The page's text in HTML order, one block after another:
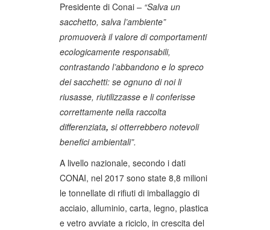
Presidente di Conai – “Salva un
sacchetto, salva l’ambiente”
promuoverà il valore di comportamenti
ecologicamente responsabili,
contrastando l’abbandono e lo spreco
dei sacchetti: se ognuno di noi li
riusasse, riutilizzasse e li conferisse
correttamente nella raccolta
differenziata, si otterrebbero notevoli
benefici ambientali”.
A livello nazionale, secondo i dati
CONAI, nel 2017 sono state 8,8 milioni
le tonnellate di rifiuti di imballaggio di
acciaio, alluminio, carta, legno, plastica
e vetro avviate a riciclo, in crescita del